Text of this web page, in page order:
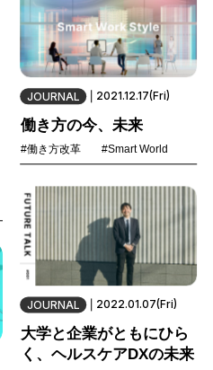
JOURNAL 2021.12.17(Fri)
働き方の今、未来
#働き方改革 #Smart World
JOURNAL 2022.01.07(Fri)
大学と企業がともにひら
く、ヘルスケアDXの未来